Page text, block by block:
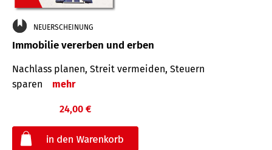
NEUERSCHEINUNG
Immobilie vererben und erben
Nachlass planen, Streit vermeiden, Steuern
sparen
mehr
24,00 €